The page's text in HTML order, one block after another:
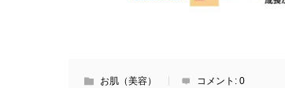
お肌（美容） コメント: 0